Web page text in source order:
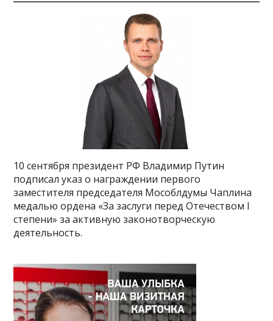
10 сентября президент РФ Владимир Путин
подписал указ о награждении первого
заместителя председателя Мособлдумы Чаплина
медалью ордена «За заслуги перед Отечеством I
степени» за активную законотворческую
деятельность.